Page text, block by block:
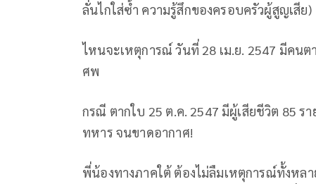
ลั่นไกใส่ซ้ำ ความรู้สึกของครอบครัวผู้สูญเสีย)
ไหนจะเหตุการณ์ วันที่ 28 เม.ย. 2547 มีคน
ศพ
กรณี ตากใบ 25 ต.ค. 2547 มีผู้เสียชีวิต 85
ทหาร จนขาดอากาศ!
พี่น้องทางภาคใต้ ต้องไม่ลืมเหตุการณ์ทั้งหล